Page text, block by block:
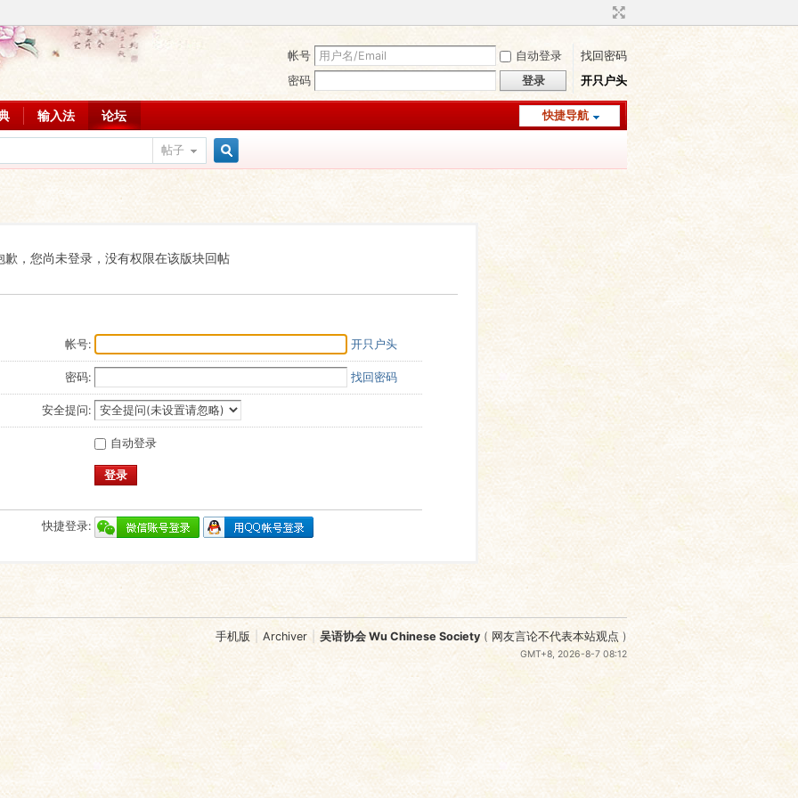
帐号 自动登录
找回密码
密码
登录 开只户头
快捷导航
输入法 论坛
帖子
索
歉，您尚未登录，没有权限在该版块回帖
帐号: 开只户头
密码: 找回密码
安全提问:
自动登录
登录
快捷登录:
手机版 Archiver 吴语协会 Wu Chinese Society ( 网友言论不代表本站观点 )
GMT+8, 2026-8-7 08:12